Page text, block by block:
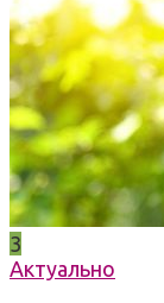
3
Актуально